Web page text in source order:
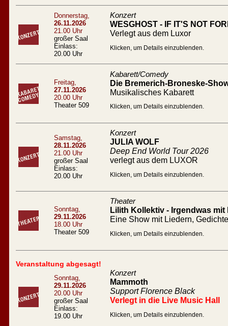
Donnerstag,
26.11.2026
21.00 Uhr
großer Saal
Einlass:
20.00 Uhr
Konzert
WESGHOST - IF IT'S NOT
Verlegt aus dem Luxor
Klicken, um Details einzublenden.
Freitag,
27.11.2026
20.00 Uhr
Theater 509
Kabarett/Comedy
Die Bremerich-Broneske-
Musikalisches Kabarett
Klicken, um Details einzublenden.
Samstag,
28.11.2026
21.00 Uhr
großer Saal
Einlass:
20.00 Uhr
Konzert
JULIA WOLF
Deep End World Tour 2026
verlegt aus dem LUXOR
Klicken, um Details einzublenden.
Sonntag,
29.11.2026
18.00 Uhr
Theater 509
Theater
Lilith Kollektiv - Irgendwas mit
Eine Show mit Liedern,
Klicken, um Details einzublenden.
Veranstaltung abgesagt!
Sonntag,
29.11.2026
20.00 Uhr
großer Saal
Einlass:
19.00 Uhr
Konzert
Mammoth
Support Florence Black
Verlegt in die Live Music Hall
Klicken, um Details einzublenden.